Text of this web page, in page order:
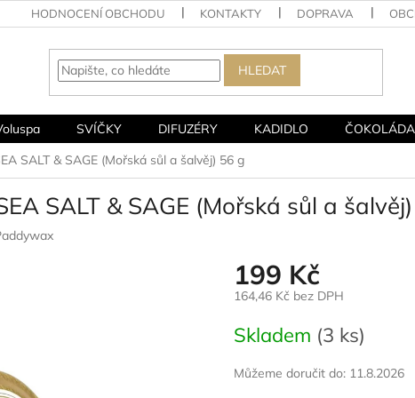
HODNOCENÍ OBCHODU KONTAKTY DOPRAVA
HLEDAT
SVÍČKY DIFUZÉRY KADIDLO ČOKOLÁDA
SALT & SAGE (Mořská sůl a šalvěj) 56 g
SALT & SAGE (Mořská sůl a
199 Kč
164,46 Kč bez DPH
cena:
Skladem (3 ks)
Můžeme doručit do: 11.8.2026